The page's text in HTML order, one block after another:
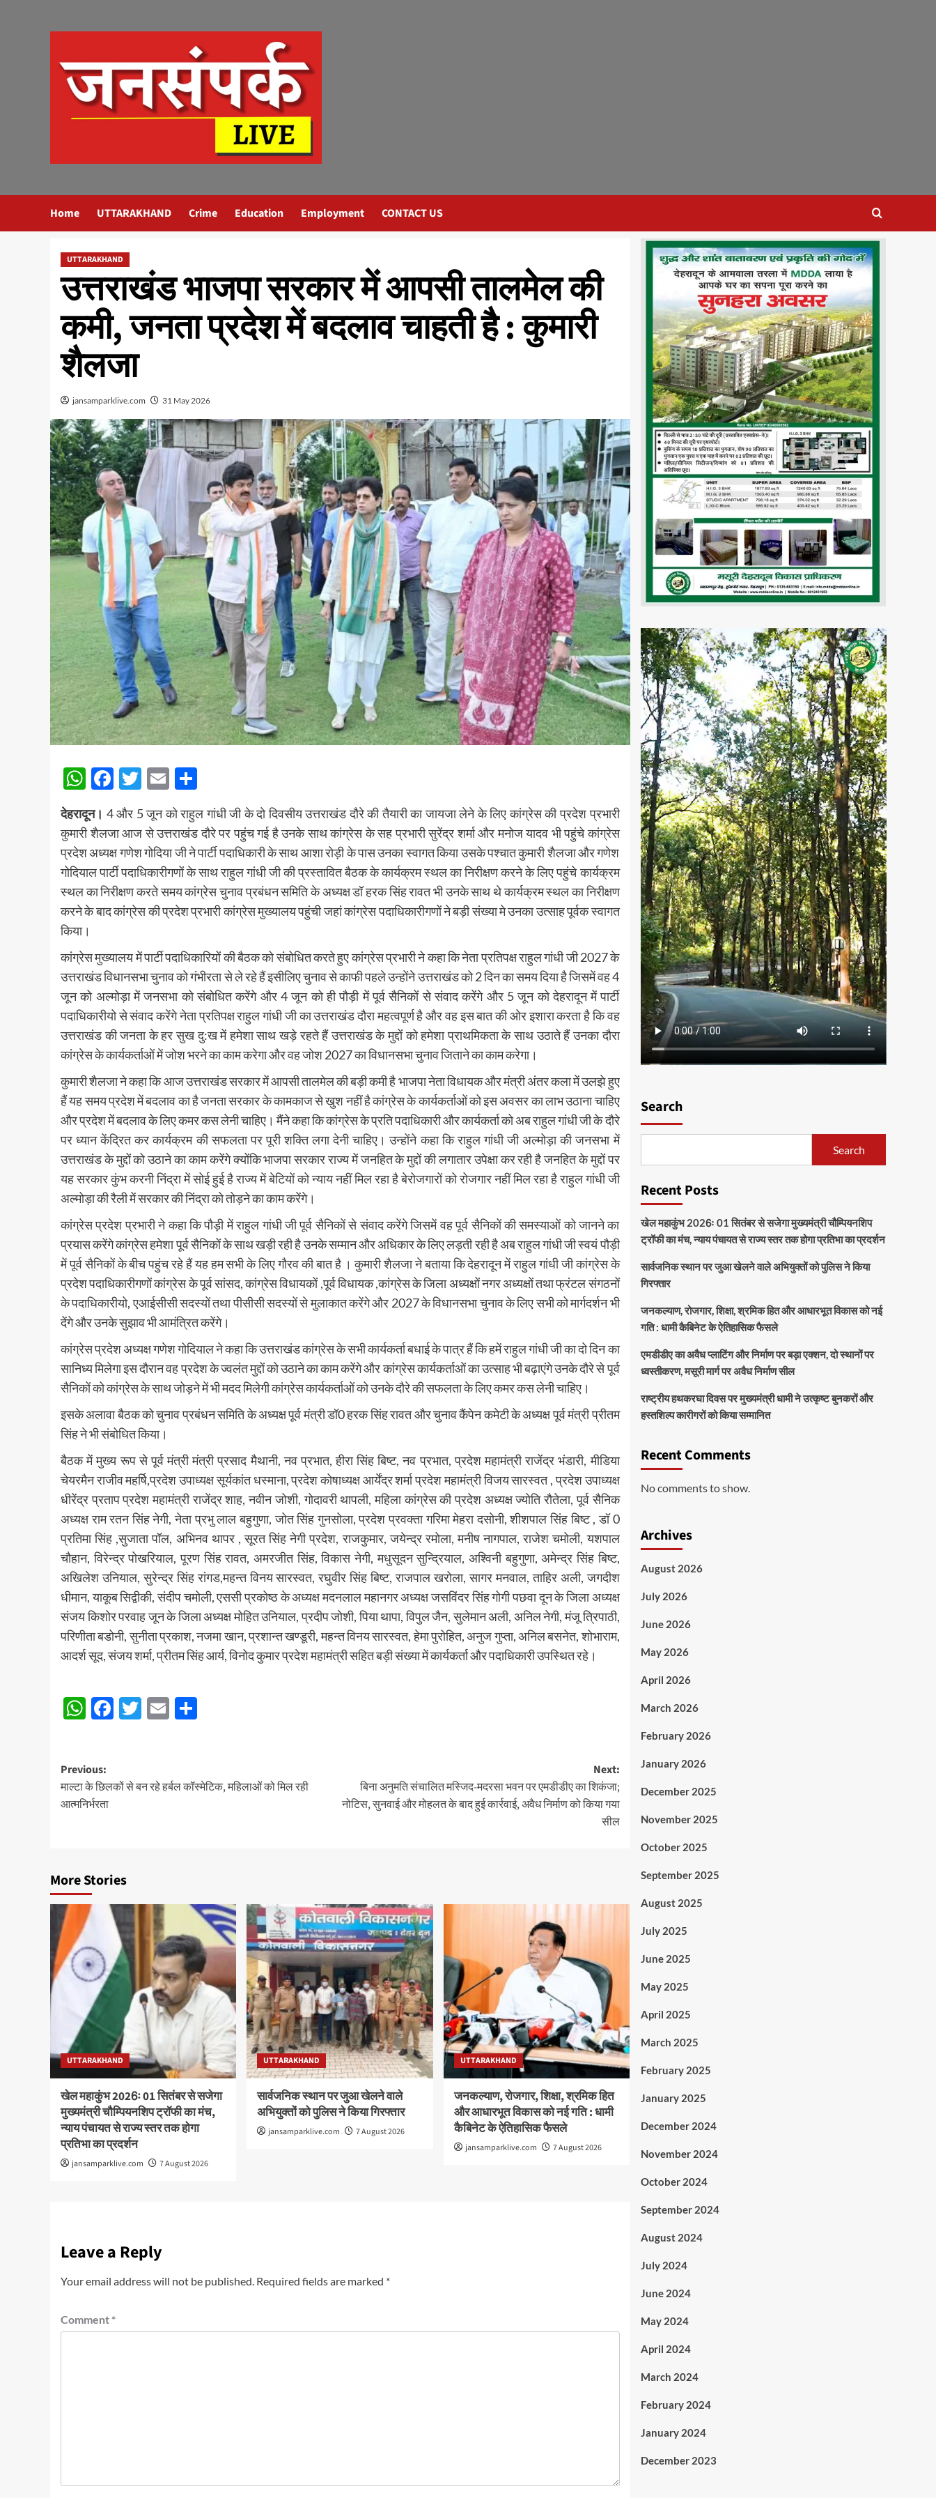
Home UTTARAKHAND Crime Education Employment CONTACT US
UTTARAKHAND
उत्तराखंड भाजपा सरकार में आपसी तालमेल की
कमी, जनता प्रदेश में बदलाव चाहती है : कुमारी
शैलजा
jansamparklive.com 31 May 2026
WhatsApp
Facebook
Twitter
Email
देहरादून। 4 और 5 जून को राहुल गांधी जी के दो दिवसीय उत्तराखंड दौरे की तैयारी का जायजा लेने के लिए कांग्रेस की प्रदेश प्रभारी
कुमारी शैलजा आज से उत्तराखंड दौरे पर पहुंच गई है उनके साथ कांग्रेस के सह प्रभारी सुरेंद्र शर्मा और मनोज यादव भी पहुंचे कांग्रेस
प्रदेश अध्यक्ष गणेश गोदिया जी ने पार्टी पदाधिकारी के साथ आशा रोड़ी के पास उनका स्वागत किया उसके पश्चात कुमारी शैलजा और गणेश
गोदियाल पार्टी पदाधिकारीगणों के साथ राहुल गांधी जी की प्रस्तावित बैठक के कार्यक्रम स्थल का निरीक्षण करने के लिए पहुंचे कार्यक्रम
स्थल का निरीक्षण करते समय कांग्रेस चुनाव प्रबंधन समिति के अध्यक्ष डॉ हरक सिंह रावत भी उनके साथ थे कार्यक्रम स्थल का निरीक्षण
करने के बाद कांग्रेस की प्रदेश प्रभारी कांग्रेस मुख्यालय पहुंची जहां कांग्रेस पदाधिकारीगणों ने बड़ी संख्या मे उनका उत्साह पूर्वक स्वागत
किया।
कांग्रेस मुख्यालय में पार्टी पदाधिकारियों की बैठक को संबोधित करते हुए कांग्रेस प्रभारी ने कहा कि नेता प्रतिपक्ष राहुल गांधी जी 2027 के
उत्तराखंड विधानसभा चुनाव को गंभीरता से ले रहे हैं इसीलिए चुनाव से काफी पहले उन्होंने उत्तराखंड को 2 दिन का समय दिया है जिसमें वह 4
जून को अल्मोड़ा में जनसभा को संबोधित करेंगे और 4 जून को ही पौड़ी में पूर्व सैनिकों से संवाद करेंगे और 5 जून को देहरादून में पार्टी
पदाधिकारीयो से संवाद करेंगे नेता प्रतिपक्ष राहुल गांधी जी का उत्तराखंड दौरा महत्वपूर्ण है और वह इस बात की ओर इशारा करता है कि वह
उत्तराखंड की जनता के हर सुख दु:ख में हमेशा साथ खड़े रहते हैं उत्तराखंड के मुद्दों को हमेशा प्राथमिकता के साथ उठाते हैं उनका दौरा
कांग्रेस के कार्यकर्ताओं में जोश भरने का काम करेगा और वह जोश 2027 का विधानसभा चुनाव जिताने का काम करेगा।
कुमारी शैलजा ने कहा कि आज उत्तराखंड सरकार में आपसी तालमेल की बड़ी कमी है भाजपा नेता विधायक और मंत्री अंतर कला में उलझे हुए
हैं यह समय प्रदेश में बदलाव का है जनता सरकार के कामकाज से खुश नहीं है कांग्रेस के कार्यकर्ताओं को इस अवसर का लाभ उठाना चाहिए
और प्रदेश में बदलाव के लिए कमर कस लेनी चाहिए। मैंने कहा कि कांग्रेस के प्रति पदाधिकारी और कार्यकर्ता को अब राहुल गांधी जी के दौरे
पर ध्यान केंद्रित कर कार्यक्रम की सफलता पर पूरी शक्ति लगा देनी चाहिए। उन्होंने कहा कि राहुल गांधी जी अल्मोड़ा की जनसभा में
उत्तराखंड के मुद्दों को उठाने का काम करेंगे क्योंकि भाजपा सरकार राज्य में जनहित के मुद्दों की लगातार उपेक्षा कर रही है जनहित के मुद्दों पर
यह सरकार कुंभ करनी निंद्रा में सोई हुई है राज्य में बेटियों को न्याय नहीं मिल रहा है बेरोजगारों को रोजगार नहीं मिल रहा है राहुल गांधी जी
अल्मोड़ा की रैली में सरकार की निंद्रा को तोड़ने का काम करेंगे।
कांग्रेस प्रदेश प्रभारी ने कहा कि पौड़ी में राहुल गांधी जी पूर्व सैनिकों से संवाद करेंगे जिसमें वह पूर्व सैनिकों की समस्याओं को जानने का
प्रयास करेंगे कांग्रेस हमेशा पूर्व सैनिकों के साथ खड़ी रही है उनके सम्मान और अधिकार के लिए लड़ती रही है अब राहुल गांधी जी स्वयं पौड़ी
में पूर्व सैनिकों के बीच पहुंच रहे हैं यह हम सभी के लिए गौरव की बात है । कुमारी शैलजा ने बताया कि देहरादून में राहुल गांधी जी कांग्रेस के
प्रदेश पदाधिकारीगणों कांग्रेस के पूर्व सांसद, कांग्रेस विधायकों ,पूर्व विधायक ,कांग्रेस के जिला अध्यक्षों नगर अध्यक्षों तथा फ्रंटल संगठनों
के पदाधिकारीयो, एआईसीसी सदस्यों तथा पीसीसी सदस्यों से मुलाकात करेंगे और 2027 के विधानसभा चुनाव के लिए सभी को मार्गदर्शन भी
देंगे और उनके सुझाव भी आमंत्रित करेंगे।
कांग्रेस प्रदेश अध्यक्ष गणेश गोदियाल ने कहा कि उत्तराखंड कांग्रेस के सभी कार्यकर्ता बधाई के पात्र हैं कि हमें राहुल गांधी जी का दो दिन का
सानिध्य मिलेगा इस दौरान वह प्रदेश के ज्वलंत मुद्दों को उठाने का काम करेंगे और कांग्रेस कार्यकर्ताओं का उत्साह भी बढ़ाएंगे उनके दौरे से पूर्व
सैनिकों को कांग्रेस के साथ जोड़ने में भी मदद मिलेगी कांग्रेस कार्यकर्ताओं को उनके दौरे की सफलता के लिए कमर कस लेनी चाहिए।
इसके अलावा बैठक को चुनाव प्रबंधन समिति के अध्यक्ष पूर्व मंत्री डॉ0 हरक सिंह रावत और चुनाव कैंपेन कमेटी के अध्यक्ष पूर्व मंत्री प्रीतम
सिंह ने भी संबोधित किया।
बैठक में मुख्य रूप से पूर्व मंत्री मंत्री प्रसाद मैथानी, नव प्रभात, हीरा सिंह बिष्ट, नव प्रभात, प्रदेश महामंत्री राजेंद्र भंडारी, मीडिया
चेयरमैन राजीव महर्षि,प्रदेश उपाध्यक्ष सूर्यकांत धस्माना, प्रदेश कोषाध्यक्ष आर्येंद्र शर्मा प्रदेश महामंत्री विजय सारस्वत , प्रदेश उपाध्यक्ष
धीरेंद्र प्रताप प्रदेश महामंत्री राजेंद्र शाह, नवीन जोशी, गोदावरी थापली, महिला कांग्रेस की प्रदेश अध्यक्ष ज्योति रौतेला, पूर्व सैनिक
अध्यक्ष राम रतन सिंह नेगी, नेता प्रभु लाल बहुगुणा, जोत सिंह गुनसोला, प्रदेश प्रवक्ता गरिमा मेहरा दसोनी, शीशपाल सिंह बिष्ट , डॉ 0
प्रतिमा सिंह ,सुजाता पॉल, अभिनव थापर , सूरत सिंह नेगी प्रदेश, राजकुमार, जयेन्द्र रमोला, मनीष नागपाल, राजेश चमोली, यशपाल
चौहान, विरेन्द्र पोखरियाल, पूरण सिंह रावत, अमरजीत सिंह, विकास नेगी, मधुसूदन सुन्द्रियाल, अश्विनी बहुगुणा, अमेन्द्र सिंह बिष्ट,
अखिलेश उनियाल, सुरेन्द्र सिंह रांगड,महन्त विनय सारस्वत, रघुवीर सिंह बिष्ट, राजपाल खरोला, सागर मनवाल, ताहिर अली, जगदीश
धीमान, याकूब सिद्वीकी, संदीप चमोली, एससी प्रकोष्ठ के अध्यक्ष मदनलाल महानगर अध्यक्ष जसविंदर सिंह गोगी पछवा दून के जिला अध्यक्ष
संजय किशोर परवाह जून के जिला अध्यक्ष मोहित उनियाल, प्रदीप जोशी, पिया थापा, विपुल जैन, सुलेमान अली, अनिल नेगी, मंजू त्रिपाठी,
परिणीता बडोनी, सुनीता प्रकाश, नजमा खान, प्रशान्त खण्डूरी, महन्त विनय सारस्वत, हेमा पुरोहित, अनुज गुप्ता, अनिल बसनेत, शोभाराम,
आदर्श सूद, संजय शर्मा, प्रीतम सिंह आर्य, विनोद कुमार प्रदेश महामंत्री सहित बड़ी संख्या में कार्यकर्ता और पदाधिकारी उपस्थित रहे।
Post
navigation
WhatsApp
Facebook
Twitter
Email
Post
navigation
Previous:
माल्टा के छिलकों से बन रहे हर्बल कॉस्मेटिक, महिलाओं को मिल रही
आत्मनिर्भरता
Next:
बिना अनुमति संचालित मस्जिद-मदरसा भवन पर एमडीडीए का शिकंजा;
नोटिस, सुनवाई और मोहलत के बाद हुई कार्रवाई, अवैध निर्माण को किया गया
सील
More Stories
UTTARAKHAND
खेल महाकुंभ 2026ः 01 सितंबर से सजेगा
मुख्यमंत्री चौम्पियनशिप ट्रॉफी का मंच,
न्याय पंचायत से राज्य स्तर तक होगा
प्रतिभा का प्रदर्शन
jansamparklive.com 7 August 2026
UTTARAKHAND
सार्वजनिक स्थान पर जुआ खेलने वाले
अभियुक्तों को पुलिस ने किया गिरफ्तार
jansamparklive.com 7 August 2026
UTTARAKHAND
जनकल्याण, रोजगार, शिक्षा, श्रमिक हित
और आधारभूत विकास को नई गति : धामी
कैबिनेट के ऐतिहासिक फैसले
jansamparklive.com 7 August 2026
Leave a Reply
Your email address will not be published. Required fields are marked *
Comment *
Search
Search
Recent Posts
खेल महाकुंभ 2026ः 01 सितंबर से सजेगा मुख्यमंत्री चौम्पियनशिप
ट्रॉफी का मंच, न्याय पंचायत से राज्य स्तर तक होगा प्रतिभा का प्रदर्शन
सार्वजनिक स्थान पर जुआ खेलने वाले अभियुक्तों को पुलिस ने किया
गिरफ्तार
जनकल्याण, रोजगार, शिक्षा, श्रमिक हित और आधारभूत विकास को नई
गति : धामी कैबिनेट के ऐतिहासिक फैसले
एमडीडीए का अवैध प्लाटिंग और निर्माण पर बड़ा एक्शन, दो स्थानों पर
ध्वस्तीकरण, मसूरी मार्ग पर अवैध निर्माण सील
राष्ट्रीय हथकरघा दिवस पर मुख्यमंत्री धामी ने उत्कृष्ट बुनकरों और
हस्तशिल्प कारीगरों को किया सम्मानित
Recent Comments
No comments to show.
Archives
August 2026
July 2026
June 2026
May 2026
April 2026
March 2026
February 2026
January 2026
December 2025
November 2025
October 2025
September 2025
August 2025
July 2025
June 2025
May 2025
April 2025
March 2025
February 2025
January 2025
December 2024
November 2024
October 2024
September 2024
August 2024
July 2024
June 2024
May 2024
April 2024
March 2024
February 2024
January 2024
December 2023